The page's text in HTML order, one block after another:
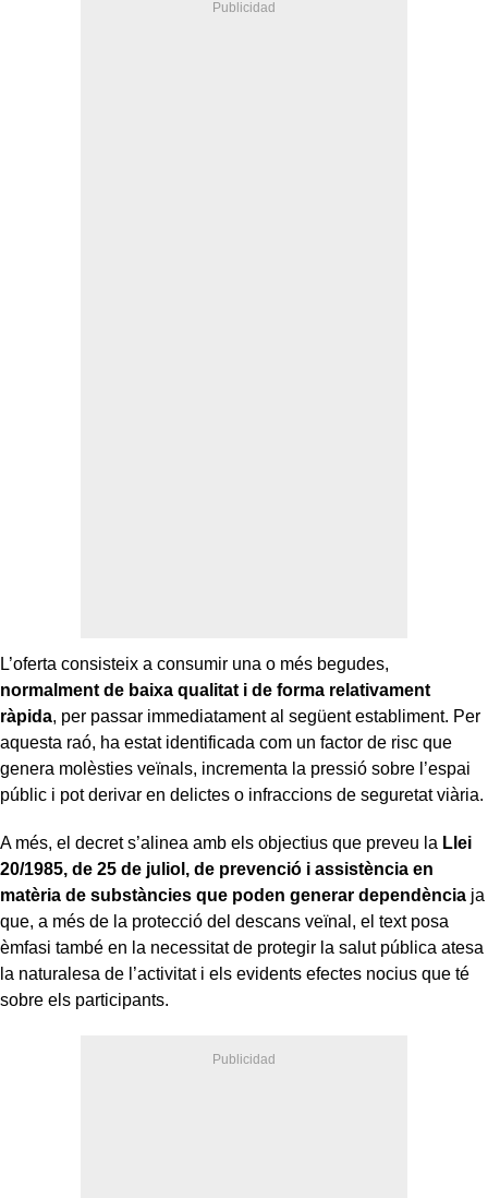
L’oferta consisteix a consumir una o més begudes,
normalment de baixa qualitat i de forma relativament
ràpida, per passar immediatament al següent establiment. Per
aquesta raó, ha estat identificada com un factor de risc que
genera molèsties veïnals, incrementa la pressió sobre l’espai
públic i pot derivar en delictes o infraccions de seguretat viària.
A més, el decret s’alinea amb els objectius que preveu la Llei
20/1985, de 25 de juliol, de prevenció i assistència en
matèria de substàncies que poden generar dependència ja
que, a més de la protecció del descans veïnal, el text posa
èmfasi també en la necessitat de protegir la salut pública atesa
la naturalesa de l’activitat i els evidents efectes nocius que té
sobre els participants.